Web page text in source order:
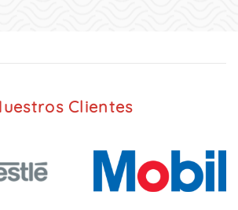
Clientes